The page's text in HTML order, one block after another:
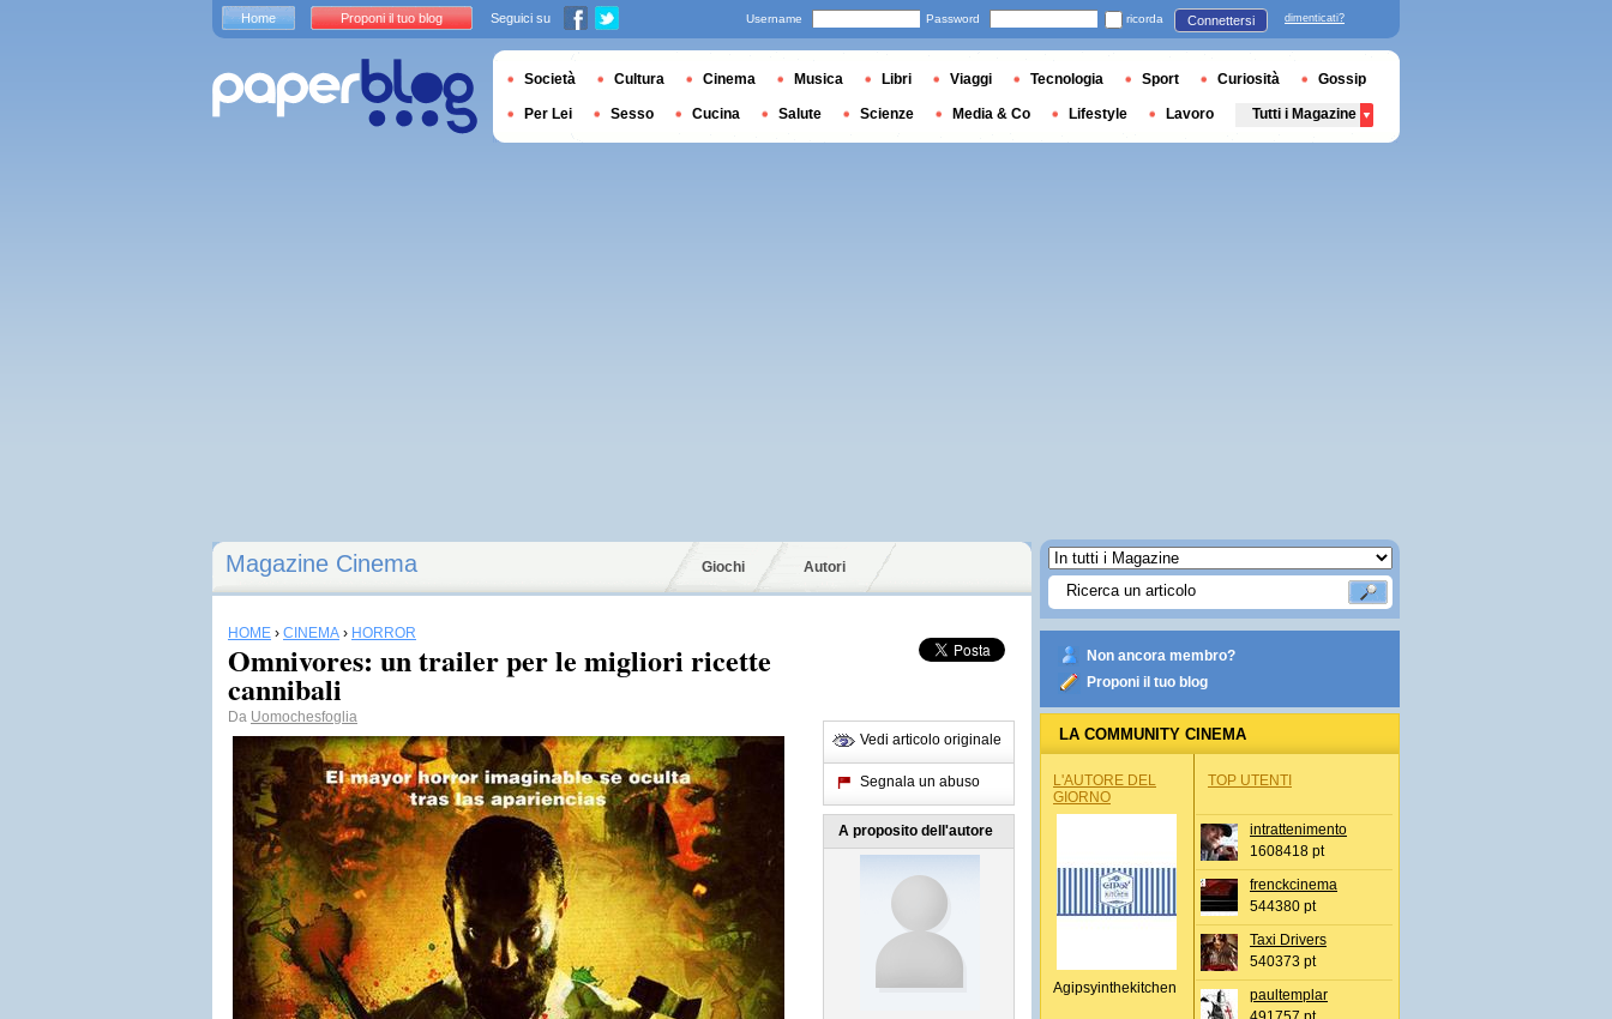
Magazine Cinema Giochi Autori
HOME › CINEMA › HORROR
Omnivores: un trailer per le migliori ricette
cannibali
Da Uomochesfoglia
Vedi articolo originale
Segnala un abuso
A proposito dell'autore
Non ancora membro?
Proponi il tuo blog
LA COMMUNITY CINEMA
L'AUTORE DEL
GIORNO
Agipsyinthekitchen
TOP UTENTI
intrattenimento
1608418 pt
frenckcinema
544380 pt
Taxi Drivers
540373 pt
paultemplar
Home Proponi il tuo blog Seguici su Username Password ricorda Connettersi dimenticati?
Società Cultura Cinema Musica Libri Viaggi Tecnologia Sport Curiosità Gossip
Per Lei Sesso Cucina Salute Scienze Media & Co Lifestyle Lavoro Tutti i Magazine